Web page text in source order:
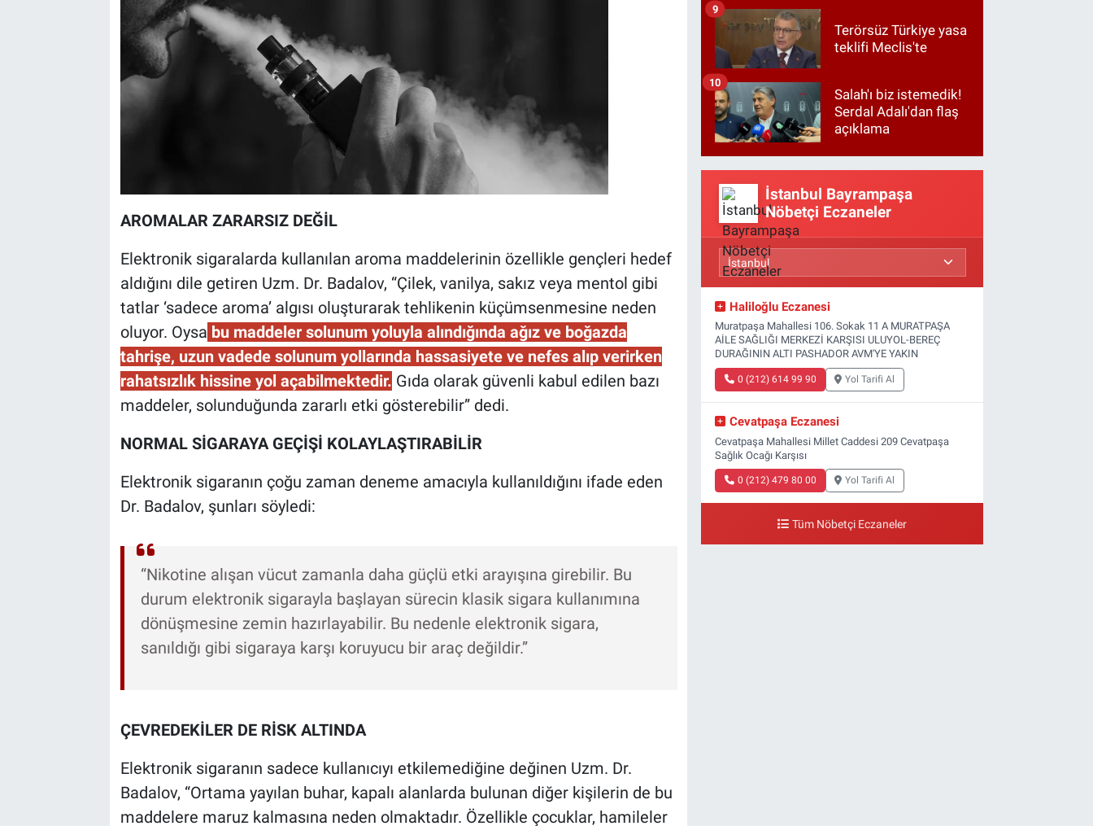
AROMALAR ZARARSIZ DEĞİL
Elektronik sigaralarda kullanılan aroma maddelerinin özellikle gençleri hedef
aldığını dile getiren Uzm. Dr. Badalov, “Çilek, vanilya, sakız veya mentol gibi
tatlar ‘sadece aroma’ algısı oluşturarak tehlikenin küçümsenmesine neden
oluyor. Oysa bu maddeler solunum yoluyla alındığında ağız ve boğazda
tahrişe, uzun vadede solunum yollarında hassasiyete ve nefes alıp verirken
rahatsızlık hissine yol açabilmektedir. Gıda olarak güvenli kabul edilen bazı
maddeler, solunduğunda zararlı etki gösterebilir” dedi.
NORMAL SİGARAYA GEÇİŞİ KOLAYLAŞTIRABİLİR
Elektronik sigaranın çoğu zaman deneme amacıyla kullanıldığını ifade eden
Dr. Badalov, şunları söyledi:
“Nikotine alışan vücut zamanla daha güçlü etki arayışına girebilir. Bu
durum elektronik sigarayla başlayan sürecin klasik sigara kullanımına
dönüşmesine zemin hazırlayabilir. Bu nedenle elektronik sigara,
sanıldığı gibi sigaraya karşı koruyucu bir araç değildir.”
ÇEVREDEKİLER DE RİSK ALTINDA
Elektronik sigaranın sadece kullanıcıyı etkilemediğine değinen Uzm. Dr.
Badalov, “Ortama yayılan buhar, kapalı alanlarda bulunan diğer kişilerin de bu
maddelere maruz kalmasına neden olmaktadır. Özellikle çocuklar, hamileler
Terörsüz Türkiye yasa
teklifi Meclis'te
9
Salah'ı biz istemedik!
Serdal Adalı'dan flaş
açıklama
10
İstanbul Bayrampaşa
Nöbetçi Eczaneler
Haliloğlu Eczanesi
Muratpaşa Mahallesi 106. Sokak 11 A MURATPAŞA
AİLE SAĞLIĞI MERKEZİ KARŞISI ULUYOL-BEREÇ
DURAĞININ ALTI PASHADOR AVM'YE YAKIN
0 (212) 614 99 90 Yol Tarifi Al
Cevatpaşa Eczanesi
Cevatpaşa Mahallesi Millet Caddesi 209 Cevatpaşa
Sağlık Ocağı Karşısı
0 (212) 479 80 00 Yol Tarifi Al
Tüm Nöbetçi Eczaneler